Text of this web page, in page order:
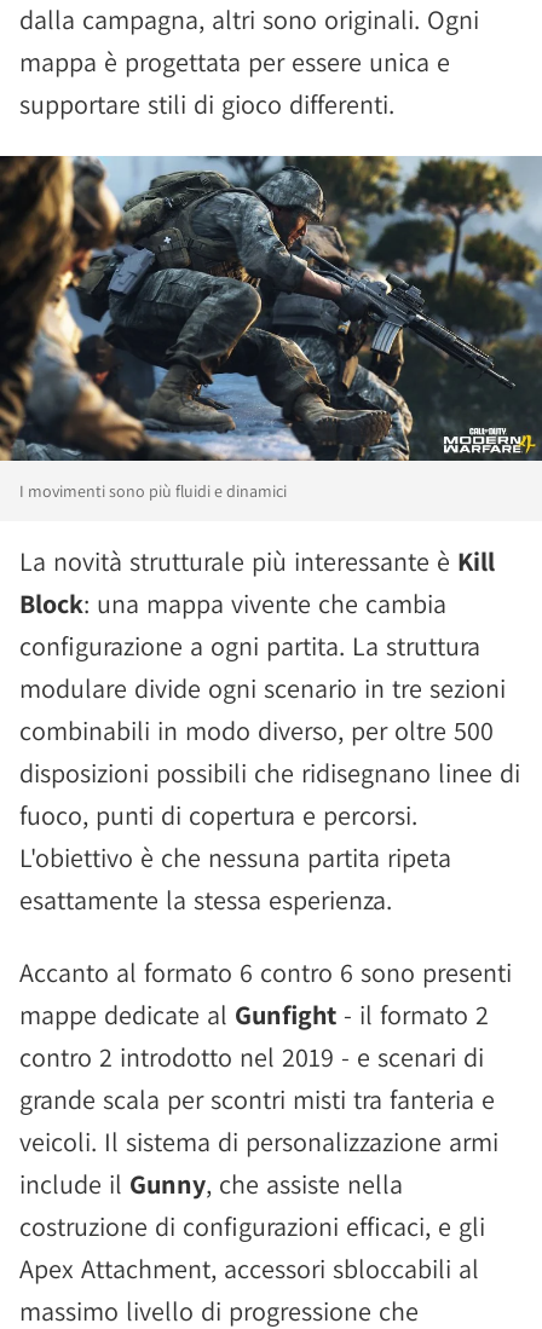
dalla campagna, altri sono originali. Ogni
mappa è progettata per essere unica e
supportare stili di gioco differenti.
I movimenti sono più fluidi e dinamici
La novità strutturale più interessante è Kill
Block: una mappa vivente che cambia
configurazione a ogni partita. La struttura
modulare divide ogni scenario in tre sezioni
combinabili in modo diverso, per oltre 500
disposizioni possibili che ridisegnano linee di
fuoco, punti di copertura e percorsi.
L'obiettivo è che nessuna partita ripeta
esattamente la stessa esperienza.
Accanto al formato 6 contro 6 sono presenti
mappe dedicate al Gunfight - il formato 2
contro 2 introdotto nel 2019 - e scenari di
grande scala per scontri misti tra fanteria e
veicoli. Il sistema di personalizzazione armi
include il Gunny, che assiste nella
costruzione di configurazioni efficaci, e gli
Apex Attachment, accessori sbloccabili al
massimo livello di progressione che